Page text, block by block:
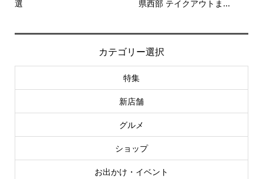
選
県西部 テイクアウトま...
カテゴリー選択
特集
新店舗
グルメ
ショップ
お出かけ・イベント